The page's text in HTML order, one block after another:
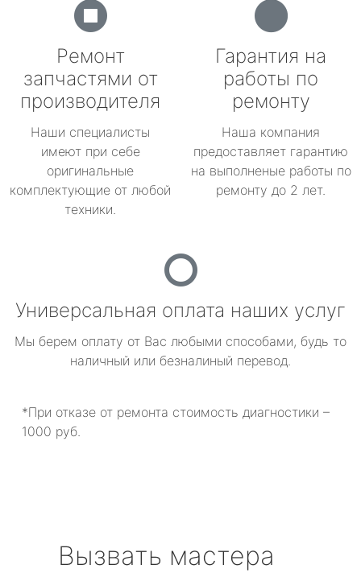
Ремонт
запчастями от
производителя
Наши специалисты
имеют при себе
оригинальные
комплектующие от любой
техники.
Гарантия на
работы по
ремонту
Наша компания
предоставляет гарантию
на выполненые работы по
ремонту до 2 лет.
Универсальная оплата наших услуг
Мы берем оплату от Вас любыми способами, будь то
наличный или безналиный перевод.
*При отказе от ремонта стоимость диагностики –
1000 руб.
Вызвать мастера